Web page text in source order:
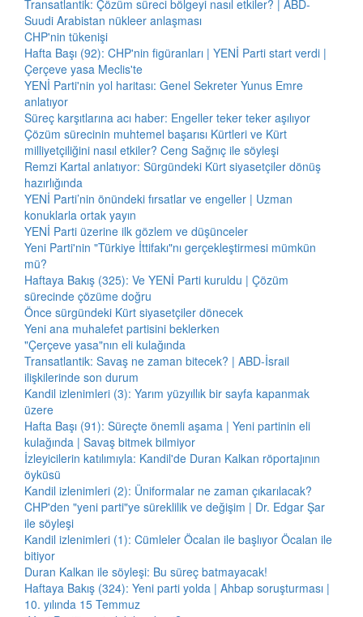
Transatlantik: Çözüm süreci bölgeyi nasıl etkiler? | ABD-
Suudi Arabistan nükleer anlaşması
CHP'nin tükenişi
Hafta Başı (92): CHP'nin figüranları | YENİ Parti start verdi |
Çerçeve yasa Meclis'te
YENİ Parti'nin yol haritası: Genel Sekreter Yunus Emre
anlatıyor
Süreç karşıtlarına acı haber: Engeller teker teker aşılıyor
Çözüm sürecinin muhtemel başarısı Kürtleri ve Kürt
milliyetçiliğini nasıl etkiler? Ceng Sağnıç ile söyleşi
Remzi Kartal anlatıyor: Sürgündeki Kürt siyasetçiler dönüş
hazırlığında
YENİ Parti’nin önündeki fırsatlar ve engeller | Uzman
konuklarla ortak yayın
YENİ Parti üzerine ilk gözlem ve düşünceler
Yeni Parti'nin "Türkiye İttifakı"nı gerçekleştirmesi mümkün
mü?
Haftaya Bakış (325): Ve YENİ Parti kuruldu | Çözüm
sürecinde çözüme doğru
Önce sürgündeki Kürt siyasetçiler dönecek
Yeni ana muhalefet partisini beklerken
"Çerçeve yasa"nın eli kulağında
Transatlantik: Savaş ne zaman bitecek? | ABD-İsrail
ilişkilerinde son durum
Kandil izlenimleri (3): Yarım yüzyıllık bir sayfa kapanmak
üzere
Hafta Başı (91): Süreçte önemli aşama | Yeni partinin eli
kulağında | Savaş bitmek bilmiyor
İzleyicilerin katılımıyla: Kandil'de Duran Kalkan röportajının
öyküsü
Kandil izlenimleri (2): Üniformalar ne zaman çıkarılacak?
CHP'den "yeni parti"ye süreklilik ve değişim | Dr. Edgar Şar
ile söyleşi
Kandil izlenimleri (1): Cümleler Öcalan ile başlıyor Öcalan ile
bitiyor
Duran Kalkan ile söyleşi: Bu süreç batmayacak!
Haftaya Bakış (324): Yeni parti yolda | Ahbap soruşturması |
10. yılında 15 Temmuz